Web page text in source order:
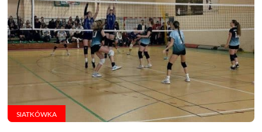
SIATKÓWKA